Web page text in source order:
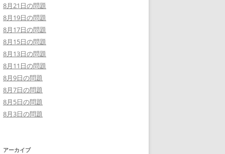
8月21日の問題
8月19日の問題
8月17日の問題
8月15日の問題
8月13日の問題
8月11日の問題
8月9日の問題
8月7日の問題
8月5日の問題
8月3日の問題
アーカイブ